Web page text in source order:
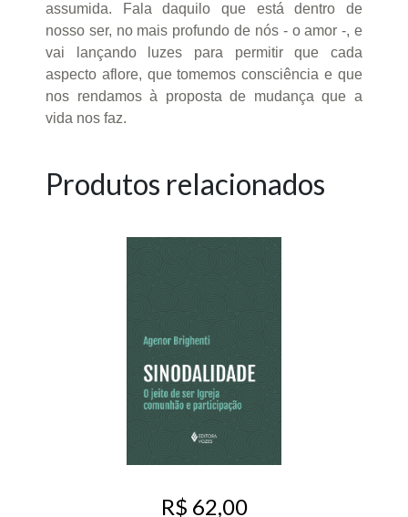
assumida. Fala daquilo que está dentro de
nosso ser, no mais profundo de nós - o amor -, e
vai lançando luzes para permitir que cada
aspecto aflore, que tomemos consciência e que
nos rendamos à proposta de mudança que a
vida nos faz.
Produtos relacionados
R$ 62,00